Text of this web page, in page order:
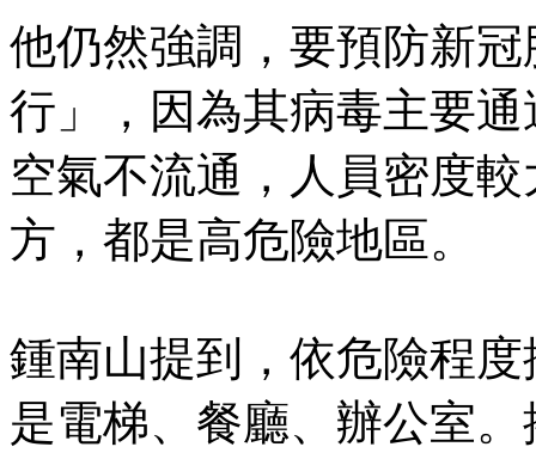
他仍然強調，要預防新
行」，因為其病毒主要
空氣不流通，人員密度
方，都是高危險地區。
鍾南山提到，依危險程
是電梯、餐廳、辦公室